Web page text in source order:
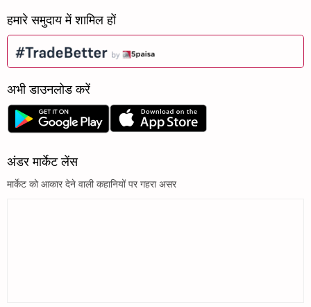
हमारे समुदाय में शामिल हों
अभी डाउनलोड करें
अंडर मार्केट लेंस
मार्केट को आकार देने वाली कहानियों पर गहरा असर